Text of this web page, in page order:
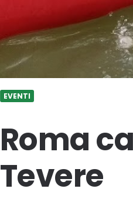
EVENTI
Roma
Tevere